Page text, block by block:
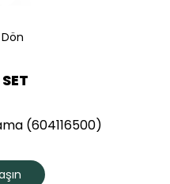
Dön
(604116500)